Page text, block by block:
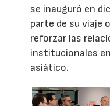
se inauguró en
parte de su viaje
reforzar las
institucionales
asiático.